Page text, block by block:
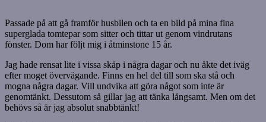
Passade på att gå framför husbilen och ta en bild på mina fina
superglada tomtepar som sitter och tittar ut genom vindrutans
fönster. Dom har följt mig i åtminstone 15 år.
Jag hade rensat lite i vissa skåp i några dagar och nu åkte det iväg
efter moget övervägande. Finns en hel del till som ska stå och
mogna några dagar. Vill undvika att göra något som inte är
genomtänkt. Dessutom så gillar jag att tänka långsamt. Men om det
behövs så är jag absolut snabbtänkt!